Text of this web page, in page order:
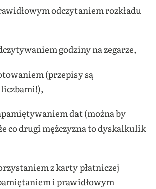
odczytaniem rozkładu
godziny na zegarze,
(przepisy są
dat (można by
co drugi mężczyzna to dyskalkulik
z karty płatniczej
i prawidłowym